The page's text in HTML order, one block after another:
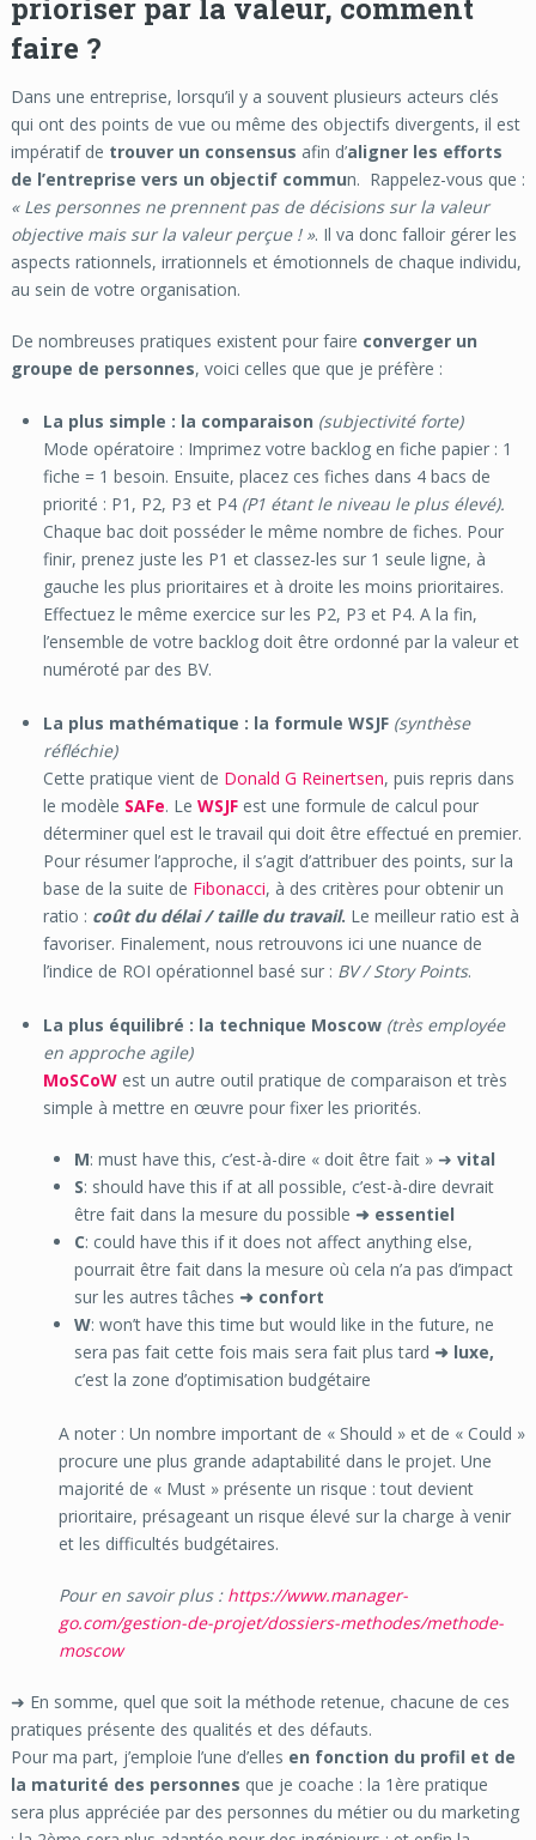
prioriser par la valeur, comment
faire ?
Dans une entreprise, lorsqu’il y a souvent plusieurs acteurs clés
qui ont des points de vue ou même des objectifs divergents, il est
impératif de trouver un consensus afin d’aligner les efforts
de l’entreprise vers un objectif commun. Rappelez-vous que :
« Les personnes ne prennent pas de décisions sur la valeur
objective mais sur la valeur perçue ! ». Il va donc falloir gérer les
aspects rationnels, irrationnels et émotionnels de chaque individu,
au sein de votre organisation.
De nombreuses pratiques existent pour faire converger un
groupe de personnes, voici celles que que je préfère :
La plus simple : la comparaison (subjectivité forte)
Mode opératoire : Imprimez votre backlog en fiche papier : 1
fiche = 1 besoin. Ensuite, placez ces fiches dans 4 bacs de
priorité : P1, P2, P3 et P4 (P1 étant le niveau le plus élevé).
Chaque bac doit posséder le même nombre de fiches. Pour
finir, prenez juste les P1 et classez-les sur 1 seule ligne, à
gauche les plus prioritaires et à droite les moins prioritaires.
Effectuez le même exercice sur les P2, P3 et P4. A la fin,
l’ensemble de votre backlog doit être ordonné par la valeur et
numéroté par des BV.
La plus mathématique : la formule WSJF (synthèse
réfléchie)
Cette pratique vient de Donald G Reinertsen, puis repris dans
le modèle SAFe. Le WSJFest une formule de calcul pour
déterminer quel est le travail qui doit être effectué en premier.
Pour résumer l’approche, il s’agit d’attribuer des points, sur la
base de la suite de Fibonacci, à des critères pour obtenir un
ratio : coût du délai / taille du travail. Le meilleur ratio est à
favoriser. Finalement, nous retrouvons ici une nuance de
l’indice de ROI opérationnel basé sur : BV / Story Points.
La plus équilibré : la technique Moscow (très employée
en approche agile)
MoSCoW est un autre outil pratique de comparaison et très
simple à mettre en œuvre pour fixer les priorités.
M: must have this, c’est-à-dire « doit être fait » ➜vital
S: should have this if at all possible, c’est-à-dire devrait
être fait dans la mesure du possible ➜ essentiel
C: could have this if it does not affect anything else,
pourrait être fait dans la mesure où cela n’a pas d’impact
sur les autres tâches ➜ confort
W: won’t have this time but would like in the future, ne
sera pas fait cette fois mais sera fait plus tard ➜ luxe,
c’est la zone d’optimisation budgétaire
A noter : Un nombre important de « Should » et de « Could »
procure une plus grande adaptabilité dans le projet. Une
majorité de « Must » présente un risque : tout devient
prioritaire, présageant un risque élevé sur la charge à venir
et les difficultés budgétaires.
Pour en savoir plus : https://www.manager-
go.com/gestion-de-projet/dossiers-methodes/methode-
moscow
➜ En somme, quel que soit la méthode retenue, chacune de ces
pratiques présente des qualités et des défauts.
Pour ma part, j’emploie l’une d’elles en fonction du profil et de
la maturité des personnes que je coache : la 1ère pratique
sera plus appréciée par des personnes du métier ou du marketing